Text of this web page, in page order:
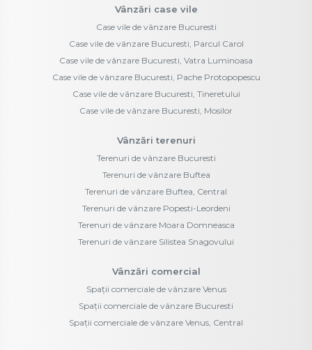
Vânzări case vile
Case vile de vânzare Bucuresti
Case vile de vânzare Bucuresti, Parcul Carol
Case vile de vânzare Bucuresti, Vatra Luminoasa
Case vile de vânzare Bucuresti, Pache Protopopescu
Case vile de vânzare Bucuresti, Tineretului
Case vile de vânzare Bucuresti, Mosilor
Vânzări terenuri
Terenuri de vânzare Bucuresti
Terenuri de vânzare Buftea
Terenuri de vânzare Buftea, Central
Terenuri de vânzare Popesti-Leordeni
Terenuri de vânzare Moara Domneasca
Terenuri de vânzare Silistea Snagovului
Vânzări comercial
Spații comerciale de vânzare Venus
Spații comerciale de vânzare Bucuresti
Spații comerciale de vânzare Venus, Central